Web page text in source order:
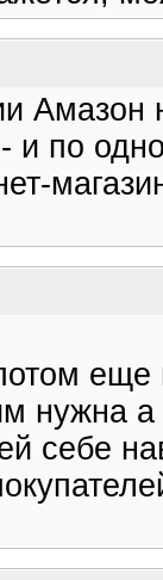
- и по
еще
нужна
себе